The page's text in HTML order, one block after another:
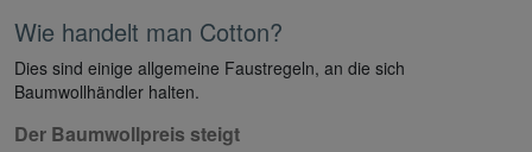
Wie handelt man Cotton?
Dies sind einige allgemeine Faustregeln, an die sich
Baumwollhändler halten.
Der Baumwollpreis steigt